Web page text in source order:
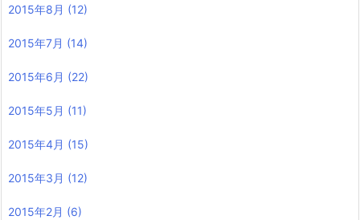
2015年8月 (12)
2015年7月 (14)
2015年6月 (22)
2015年5月 (11)
2015年4月 (15)
2015年3月 (12)
2015年2月 (6)